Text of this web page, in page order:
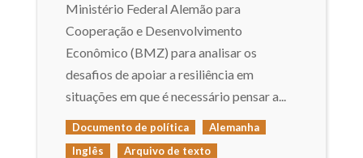
Ministério Federal Alemão para
Cooperação e Desenvolvimento
Econômico (BMZ) para analisar os
desafios de apoiar a resiliência em
situações em que é necessário pensar a...
Documento de política
Alemanha
Inglês
Arquivo de texto